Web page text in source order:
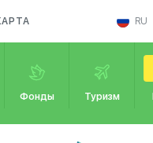
RU
Фонды Туризм